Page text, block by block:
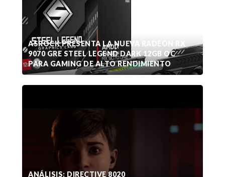
ASROCK PRESENTA LA NUEVA RADEON RX
9070 GRE STEEL LEGEND DARK 12GB OC
PARA GAMING DE ALTO RENDIMIENTO
ANÁLISIS: DIRECTIVE 8020